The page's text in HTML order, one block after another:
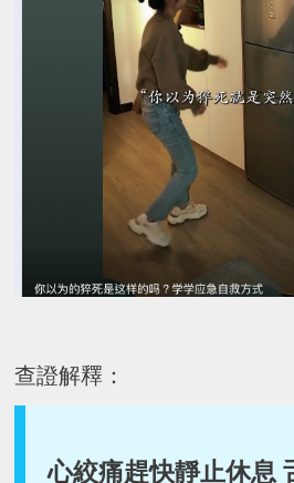
查證解釋：
心絞痛趕快靜止休息